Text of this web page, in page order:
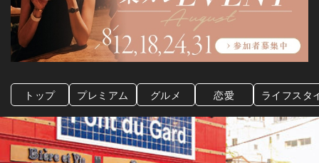
トップ プレミアム グルメ 恋愛 ライフスタ